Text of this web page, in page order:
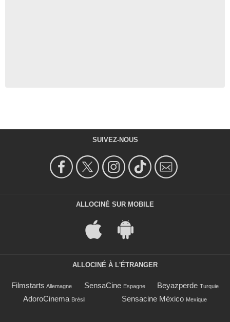
SUIVEZ-NOUS
ALLOCINÉ SUR MOBILE
ALLOCINÉ À L'ÉTRANGER
Filmstarts Allemagne SensaCine Espagne Beyazperde Turquie
AdoroCinema Brésil Sensacine México Mexique